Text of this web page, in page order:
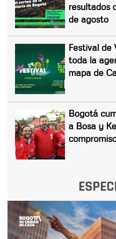
resultados
de agosto
Festival de
toda la
mapa de
Bogotá
a Bosa y